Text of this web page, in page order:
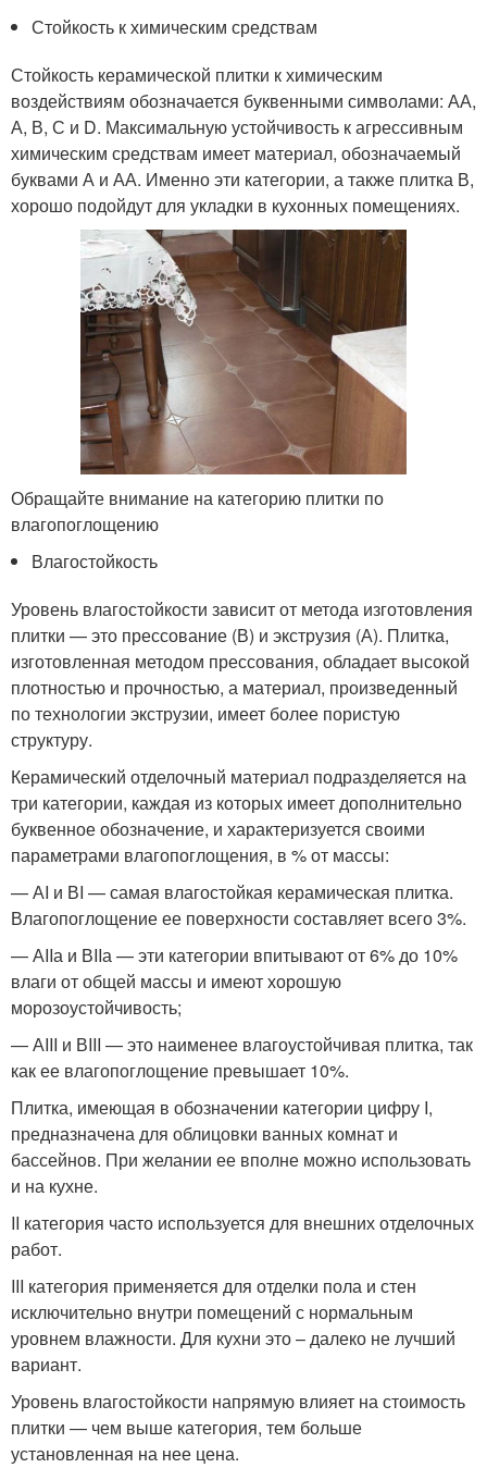
Стойкость к химическим средствам
Стойкость керамической плитки к химическим
воздействиям обозначается буквенными символами: АА,
А, В, С и D. Максимальную устойчивость к агрессивным
химическим средствам имеет материал, обозначаемый
буквами А и АА. Именно эти категории, а также плитка В,
хорошо подойдут для укладки в кухонных помещениях.
Обращайте внимание на категорию плитки по
влагопоглощению
Влагостойкость
Уровень влагостойкости зависит от метода изготовления
плитки — это прессование (В) и экструзия (А). Плитка,
изготовленная методом прессования, обладает высокой
плотностью и прочностью, а материал, произведенный
по технологии экструзии, имеет более пористую
структуру.
Керамический отделочный материал подразделяется на
три категории, каждая из которых имеет дополнительно
буквенное обозначение, и характеризуется своими
параметрами влагопоглощения, в % от массы:
— АI и ВI — самая влагостойкая керамическая плитка.
Влагопоглощение ее поверхности составляет всего 3%.
— АIIа и ВIIа — эти категории впитывают от 6% до 10%
влаги от общей массы и имеют хорошую
морозоустойчивость;
— АIII и ВIII — это наименее влагоустойчивая плитка, так
как ее влагопоглощение превышает 10%.
Плитка, имеющая в обозначении категории цифру I,
предназначена для облицовки ванных комнат и
бассейнов. При желании ее вполне можно использовать
и на кухне.
II категория часто используется для внешних отделочных
работ.
III категория применяется для отделки пола и стен
исключительно внутри помещений с нормальным
уровнем влажности. Для кухни это – далеко не лучший
вариант.
Уровень влагостойкости напрямую влияет на стоимость
плитки — чем выше категория, тем больше
установленная на нее цена.